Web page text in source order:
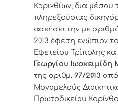
Κορινθίων, δια μέσου
πληρεξούσιας
ασκήσει την με
2013 έφεση ενώπιον
Εφετείου Τρίπολης
Γεωργίου Ιωακειμίδη
της αριθμ. 97/2013
Μονομελούς
Πρωτοδικείου